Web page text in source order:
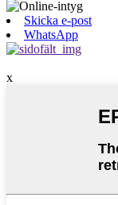
Skicka e-post
WhatsApp
x